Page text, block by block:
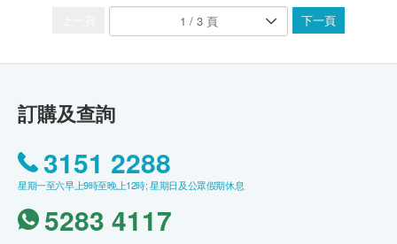
下一頁
訂購及查詢
3151 2288
星期一至六早上9時至晚上12時; 星期日及公眾假期休息
5283 4117